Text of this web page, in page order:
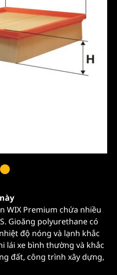
WIX Premium chứa nhiều
Gioăng polyurethane có
độ nóng và lạnh khắc
lái xe bình thường và khắc
đất, công trình xây dựng,